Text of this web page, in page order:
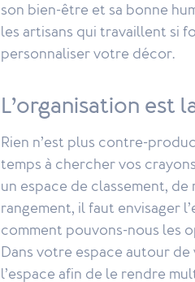
son bien-être et sa bonne
les artisans qui travaillent si
personnaliser votre décor.
L’organisation est
Rien n’est plus contre-
temps à chercher vos
un espace de classement,
rangement, il faut envisager
comment pouvons-nous les
Dans votre espace autour
l’espace afin de le rendre